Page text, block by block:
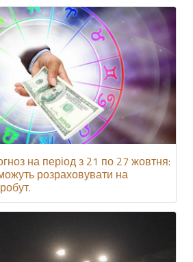
на період з 21 по 27 жовтня:
розраховувати на